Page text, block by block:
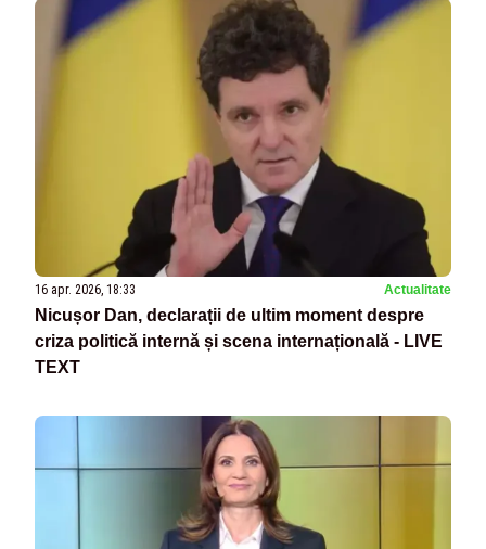
16 apr. 2026, 18:33 Actualitate
Nicușor Dan, declarații de ultim moment despre
criza politică internă și scena internațională - LIVE
TEXT